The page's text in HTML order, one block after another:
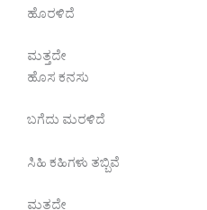
ಹೊರಳಿದೆ
ಮತ್ತದೇ
ಹೊಸ ಕನಸು
ಬಗೆದು ಮರಳಿದೆ
ಸಿಹಿ ಕಹಿಗಳು ತಬ್ಬಿವೆ